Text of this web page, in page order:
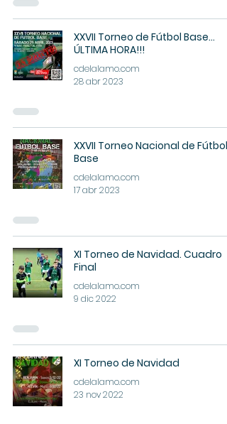
XXVII Torneo de Fútbol Base...
ÚLTIMA HORA!!!
cdelalamo.com
28 abr 2023
XXVII Torneo Nacional de Fútbol
Base
cdelalamo.com
17 abr 2023
XI Torneo de Navidad. Cuadro
Final
cdelalamo.com
9 dic 2022
XI Torneo de Navidad
cdelalamo.com
23 nov 2022